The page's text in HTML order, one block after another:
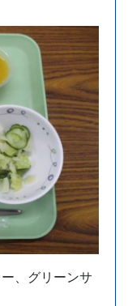
、グリーンサ